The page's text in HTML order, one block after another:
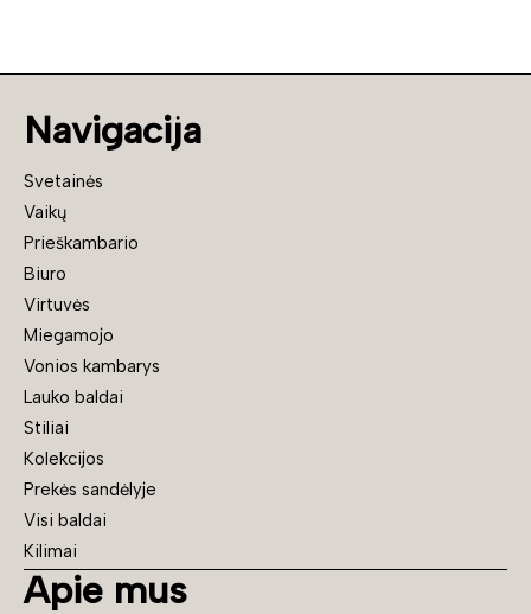
Navigacija
Svetainės
Vaikų
Prieškambario
Biuro
Virtuvės
Miegamojo
Vonios kambarys
Lauko baldai
Stiliai
Kolekcijos
Prekės sandėlyje
Visi baldai
Kilimai
Apie mus